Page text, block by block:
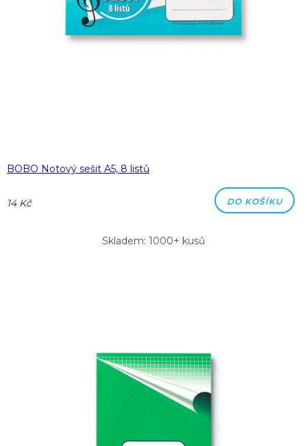
BOBO Notový sešit A5, 8 listů
14 Kč DO KOŠÍKU
Skladem: 1000+ kusů